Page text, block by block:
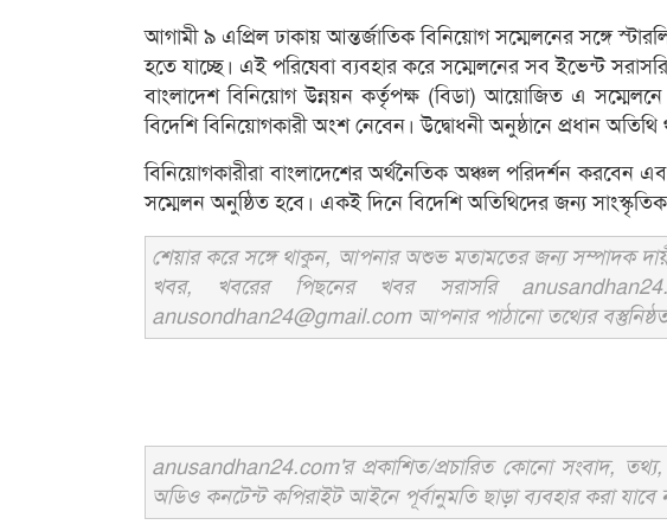
আগামী ৯ এপ্রিল ঢাকায় আন্তর্জাতিক বিনিয়োগ সম্মেলনের সঙ্গে
হতে যাচ্ছে। এই পরিষেবা ব্যবহার করে সম্মেলনের সব ইভেন্ট
বাংলাদেশ বিনিয়োগ উন্নয়ন কর্তৃপক্ষ (বিডা) আয়োজিত এ
বিদেশি বিনিয়োগকারী অংশ নেবেন। উদ্বোধনী অনুষ্ঠানে প্রধান
বিনিয়োগকারীরা বাংলাদেশের অর্থনৈতিক অঞ্চল পরিদর্শন করবেন
সম্মেলন অনুষ্ঠিত হবে। একই দিনে বিদেশি অতিথিদের জন্য
শেয়ার করে সঙ্গে থাকুন, আপনার অশুভ মতামতের জন্য সম্পাদক
খবর, খবরের পিছনের খবর সরাসরি
anusondhan24@gmail.com আপনার পাঠানো তথ্যের
anusandhan24.com'র প্রকাশিত/প্রচারিত কোনো সংবাদ, তথ্য,
অডিও কনটেন্ট কপিরাইট আইনে পূর্বানুমতি ছাড়া ব্যবহার করা যাবে